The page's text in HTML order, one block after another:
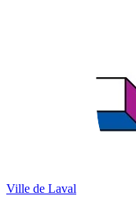
Ville de Laval